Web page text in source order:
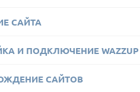
САЙТА
И ПОДКЛЮЧЕНИЕ WAZZUP
САЙТОВ